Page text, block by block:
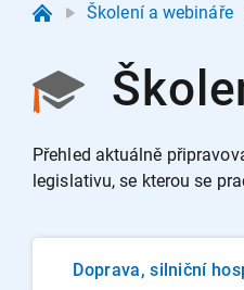
Školení a webináře
Přehled aktuálně
legislativu, se kterou se
Doprava, silniční